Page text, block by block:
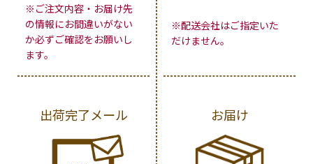
※ご注文内容・お届け先
の情報にお間違いがない
か必ずご確認をお願いし
ます。
※配送会社はご指定いた
だけません。
出荷完了メール お届け